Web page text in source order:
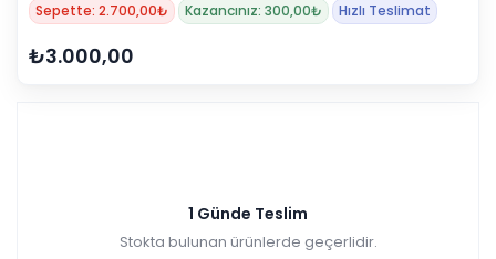
Sepette: 2.700,00₺ Kazancınız: 300,00₺ Hızlı Teslimat
₺3.000,00
1 Günde Teslim
Stokta bulunan ürünlerde geçerlidir.